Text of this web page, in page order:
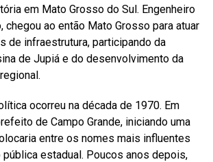
em Mato Grosso do Sul. Engenheiro
chegou ao então Mato Grosso para atuar
de infraestrutura, participando da
de Jupiá e do desenvolvimento da
ocorreu na década de 1970. Em
de Campo Grande, iniciando uma
entre os nomes mais influentes
estadual. Poucos anos depois,